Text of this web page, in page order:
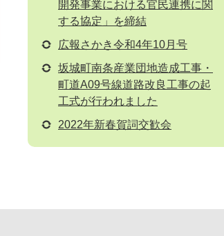
開発事業における官民連携に関
する協定」を締結
広報さかき令和4年10月号
坂城町南条産業団地造成工事・
町道A09号線道路改良工事の起
工式が行われました
2022年新春賀詞交歓会